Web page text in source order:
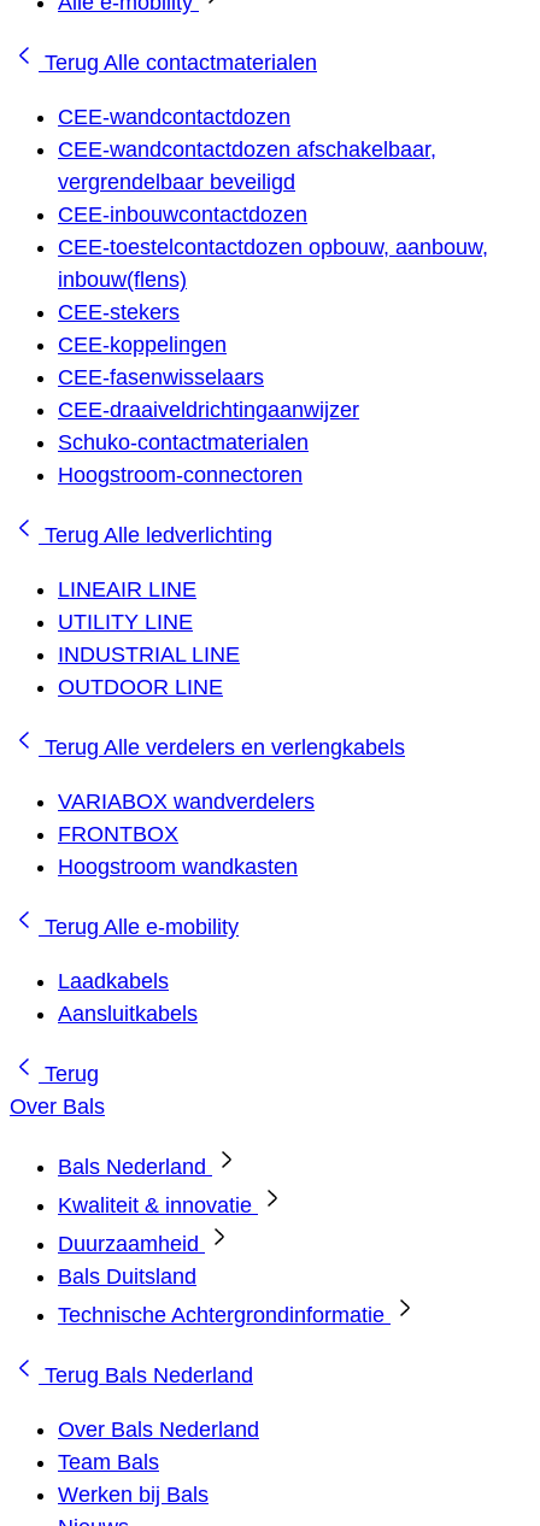
Terug Alle contactmaterialen
CEE-wandcontactdozen
CEE-wandcontactdozen afschakelbaar,
vergrendelbaar beveiligd
CEE-inbouwcontactdozen
CEE-toestelcontactdozen opbouw, aanbouw,
inbouw(flens)
CEE-stekers
CEE-koppelingen
CEE-fasenwisselaars
CEE-draaiveldrichtingaanwijzer
Schuko-contactmaterialen
Hoogstroom-connectoren
Terug Alle ledverlichting
LINEAIR LINE
UTILITY LINE
INDUSTRIAL LINE
OUTDOOR LINE
Terug Alle verdelers en verlengkabels
VARIABOX wandverdelers
FRONTBOX
Hoogstroom wandkasten
Terug Alle e-mobility
Laadkabels
Aansluitkabels
Terug
Over Bals
Bals Nederland
Kwaliteit & innovatie
Duurzaamheid
Bals Duitsland
Technische Achtergrondinformatie
Terug Bals Nederland
Over Bals Nederland
Team Bals
Werken bij Bals